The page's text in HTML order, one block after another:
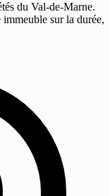
du Val-de-Marne.
sur la durée,